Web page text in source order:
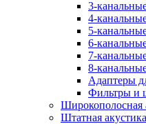
3-
4-
5-
6-
7-
8-
Адаптеры
Фильтры и
Широкополосная
Штатная акустика